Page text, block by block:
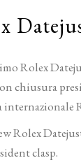
Rolex
chiusura
internazionale
Rolex
clasp.